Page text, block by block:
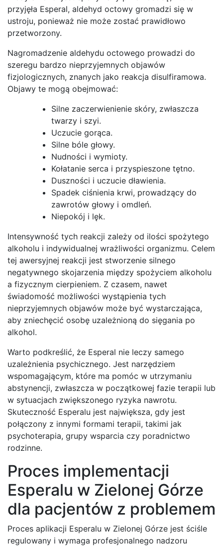
przyjęła Esperal, aldehyd octowy gromadzi się w
ustroju, ponieważ nie może zostać prawidłowo
przetworzony.
Nagromadzenie aldehydu octowego prowadzi do
szeregu bardzo nieprzyjemnych objawów
fizjologicznych, znanych jako reakcja disulfiramowa.
Objawy te mogą obejmować:
Silne zaczerwienienie skóry, zwłaszcza
twarzy i szyi.
Uczucie gorąca.
Silne bóle głowy.
Nudności i wymioty.
Kołatanie serca i przyspieszone tętno.
Duszności i uczucie dławienia.
Spadek ciśnienia krwi, prowadzący do
zawrotów głowy i omdleń.
Niepokój i lęk.
Intensywność tych reakcji zależy od ilości spożytego
alkoholu i indywidualnej wrażliwości organizmu. Celem
tej awersyjnej reakcji jest stworzenie silnego
negatywnego skojarzenia między spożyciem alkoholu
a fizycznym cierpieniem. Z czasem, nawet
świadomość możliwości wystąpienia tych
nieprzyjemnych objawów może być wystarczająca,
aby zniechęcić osobę uzależnioną do sięgania po
alkohol.
Warto podkreślić, że Esperal nie leczy samego
uzależnienia psychicznego. Jest narzędziem
wspomagającym, które ma pomóc w utrzymaniu
abstynencji, zwłaszcza w początkowej fazie terapii lub
w sytuacjach zwiększonego ryzyka nawrotu.
Skuteczność Esperalu jest największa, gdy jest
połączony z innymi formami terapii, takimi jak
psychoterapia, grupy wsparcia czy poradnictwo
rodzinne.
Proces implementacji
Esperalu w Zielonej Górze
dla pacjentów z problemem
Proces aplikacji Esperalu w Zielonej Górze jest ściśle
regulowany i wymaga profesjonalnego nadzoru